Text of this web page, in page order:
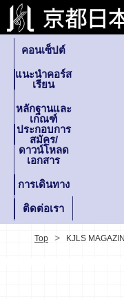
คอนเซ็ปต์
แนะนำคอร์ส
เรียน
หลักฐานและ
เกณฑ์
ประกอบการ
สมัคร/
ดาวน์โหลด
เอกสาร
การเดินทาง
ติดต่อเรา
Top KJLS